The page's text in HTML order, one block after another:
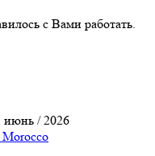
с Вами работать.
/ 2026